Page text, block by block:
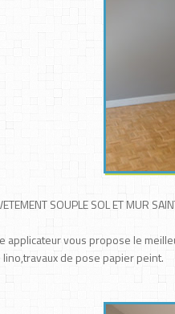
SOUPLE SOL ET MUR
applicateur vous propose le
de pose papier peint.